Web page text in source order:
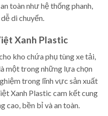
toàn như hệ thống phanh,
di chuyển.
Xanh Plastic
kho chứa phụ tùng xe tải,
một trong những lựa chọn
trong lĩnh vực sản xuất
Xanh Plastic cam kết cung
cao, bền bỉ và an toàn.